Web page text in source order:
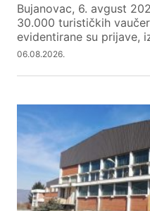
Bujanovac, 6. avgust
30.000 turističkih
evidentirane su prijave,
06.08.2026.